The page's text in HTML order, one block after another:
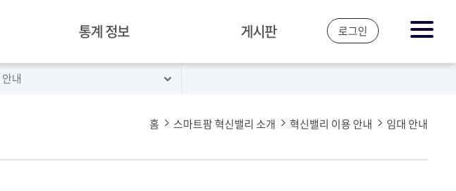
통계 정보 게시판 로그인
내
홈 스마트팜 혁신밸리 소개 혁신밸리 이용 안내 임대 안내